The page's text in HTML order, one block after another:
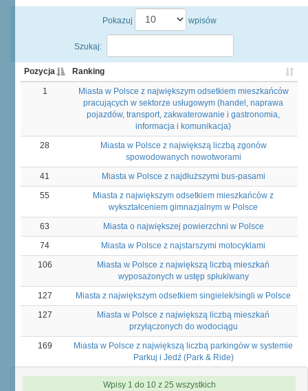
Pokazuj wpisów
Szukaj:
Pozycja Ranking
1
Miasta w Polsce z największym odsetkiem mieszkańców
pracujących w sektorze usługowym (handel, naprawa
pojazdów, transport, zakwaterowanie i gastronomia,
informacja i komunikacja)
28
Miasta w Polsce z największą liczbą zgonów
spowodowanych nowotworami
41
Miasta w Polsce z najdłuższymi bus-pasami
55
Miasta z największym odsetkiem mieszkańców z
wykształceniem gimnazjalnym w Polsce
63
Miasta o największej powierzchni w Polsce
74
Miasta w Polsce z najstarszymi motocyklami
106
Miasta w Polsce z największą liczbą mieszkań
wyposażonych w ustęp spłukiwany
127
Miasta z największym odsetkiem singielek/singli w Polsce
127
Miasta w Polsce z największą liczbą mieszkań
przyłączonych do wodociągu
169
Miasta w Polsce z największą liczbą parkingów w systemie
Parkuj i Jedź (Park & Ride)
Wpisy 1 do 10 z 25 wszystkich